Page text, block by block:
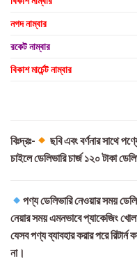
নগদ নাম্বার
রকেট নাম্বার
বিকাশ মার্চেন্ট নাম্বার
বিঃদ্রঃ-
ছবি এবং বর্ণনার সাথে
চাইলে ডেলিভারি চার্জ ১২০ টাকা
পণ্য ডেলিভারি নেওয়ার সময়
নেয়ার সময় এমনভাবে প্যাকেজিং
যেসব পণ্য ব্যাবহার করার পরে
না।